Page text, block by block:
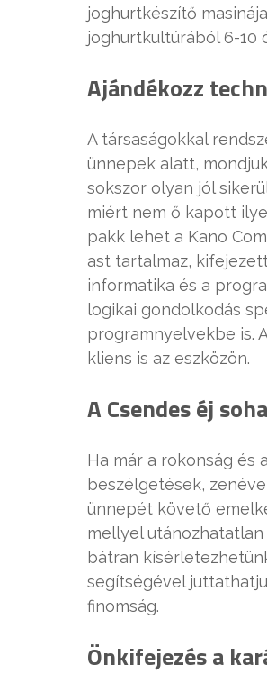
joghurtkészítő
joghurtkultúrából 6-10
Ajándékozz
A társaságokkal
ünnepek alatt,
sokszor olyan jól
miért nem ő kapott
pakk lehet a Kano
ast tartalmaz,
informatika és a
logikai gondolkodás
programnyelvekbe is.
kliens is az eszközön.
A Csendes éj
Ha már a rokonság és
beszélgetések,
ünnepét követő
mellyel
bátran
segítségével
finomság.
Önkifejezés a